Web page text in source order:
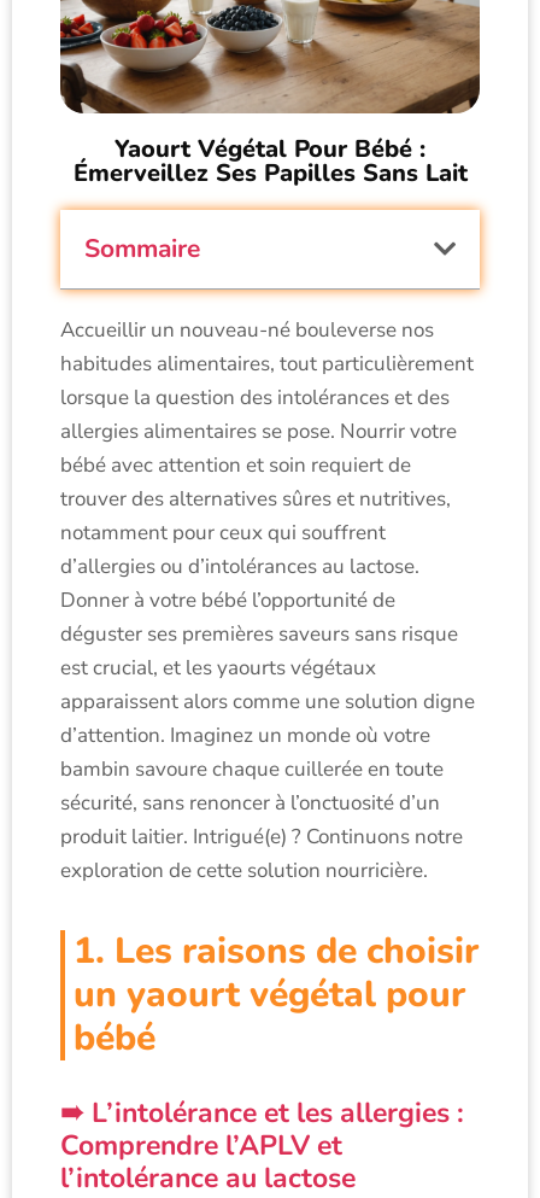
Yaourt Végétal Pour Bébé :
Émerveillez Ses Papilles Sans Lait
Sommaire
Accueillir un nouveau-né bouleverse nos
habitudes alimentaires, tout particulièrement
lorsque la question des intolérances et des
allergies alimentaires se pose. Nourrir votre
bébé avec attention et soin requiert de
trouver des alternatives sûres et nutritives,
notamment pour ceux qui souffrent
d’allergies ou d’intolérances au lactose.
Donner à votre bébé l’opportunité de
déguster ses premières saveurs sans risque
est crucial, et les yaourts végétaux
apparaissent alors comme une solution digne
d’attention. Imaginez un monde où votre
bambin savoure chaque cuillerée en toute
sécurité, sans renoncer à l’onctuosité d’un
produit laitier. Intrigué(e) ? Continuons notre
exploration de cette solution nourricière.
1. Les raisons de choisir
un yaourt végétal pour
bébé
L’intolérance et les allergies :
Comprendre l’APLV et
l’intolérance au lactose